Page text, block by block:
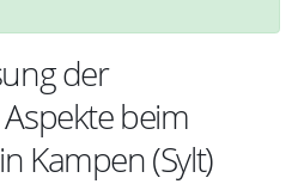
der
beim
Kampen (Sylt)